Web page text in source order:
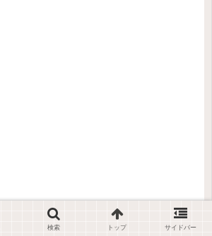
検索 トップ サイドバー